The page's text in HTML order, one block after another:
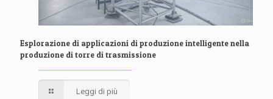
Esplorazione di applicazioni di produzione intelligente nella
produzione di torre di trasmissione
Leggi di più